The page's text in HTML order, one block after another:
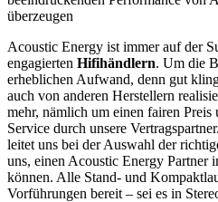
überzeugen
Acoustic Energy ist immer auf der
engagierten Hifihändlern. Um die
erheblichen Aufwand, denn gut
auch von anderen Herstellern
mehr, nämlich um einen fairen Preis
Service durch unsere
leitet uns bei der Auswahl der
uns, einen Acoustic Energy Partner
können. Alle Stand- und
Vorführungen bereit – sei es in